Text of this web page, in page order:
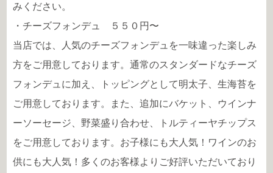
みください。
・チーズフォンデュ ５５０円〜
当店では、人気のチーズフォンデュを一味違った楽しみ
方をご用意しております。通常のスタンダードなチーズ
フォンデュに加え、トッピングとして明太子、生海苔を
ご用意しております。また、追加にバケット、ウインナ
ーソーセージ、野菜盛り合わせ、トルティーヤチップス
をご用意しております。お子様にも大人気！ワインのお
供にも大人気！多くのお客様よりご好評いただいており